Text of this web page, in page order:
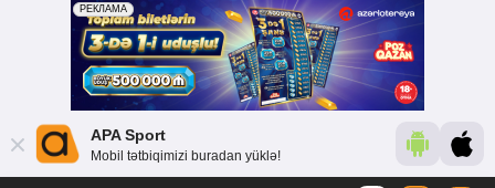
APA Sport
Mobil tətbiqimizi buradan yüklə!